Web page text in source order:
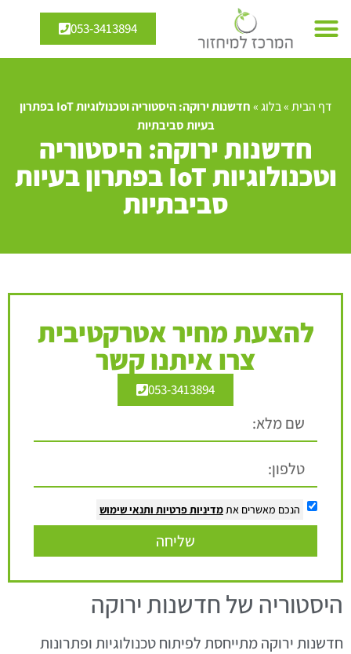
053-3413894
דף הבית»בלוג»
חדשנות ירוקה: היסטוריה וטכנולוגיות IoT בפתרון
בעיות סביבתיות
חדשנות ירוקה: היסטוריה
וטכנולוגיות IoT בפתרון בעיות
סביבתיות
להצעת מחיר אטרקטיבית
צרו איתנו קשר
053-3413894
הנכם מאשרים את מדיניות פרטיות ותנאי שימוש
שליחה
היסטוריה של חדשנות ירוקה
חדשנות ירוקה מתייחסת לפיתוח טכנולוגיות ופתרונות